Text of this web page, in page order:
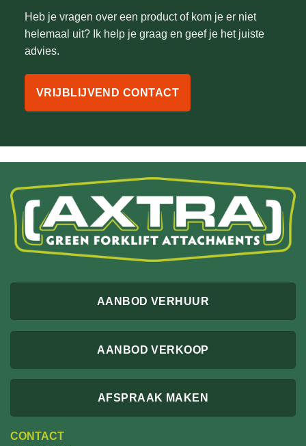
Heb je vragen over een product of kom je er niet
helemaal uit? Ik help je graag en geef je het juiste
advies.
VRIJBLIJVEND CONTACT
AANBOD VERHUUR
AANBOD VERKOOP
AFSPRAAK MAKEN
CONTACT